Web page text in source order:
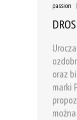
passion |
oraz
marki